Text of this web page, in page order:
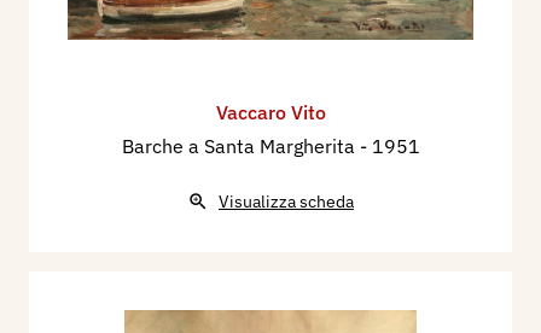
Vaccaro Vito
Barche a Santa Margherita - 1951
Visualizza scheda